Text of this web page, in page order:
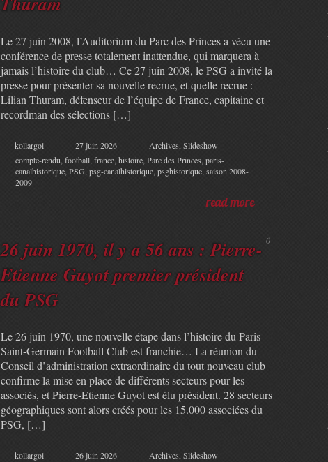
Le 27 juin 2008, l’Auditorium du Parc des Princes a vécu une
conférence de presse totalement inattendue, qui marquera à
jamais l’histoire du club… Ce 27 juin 2008, le PSG a invité la
presse pour présenter sa nouvelle recrue, et quelle recrue :
Lilian Thuram, défenseur de l’équipe de France, capitaine et
recordman des sélections […]
kollargol 27 juin 2026 Archives Slideshow
compte-rendu football france histoire Parc des Princes, paris-
canalhistorique PSG psg-canalhistorique psghistorique saison 2008-
2009
read more
0
26 juin 1970, il y a 56 ans : Pierre-
Etienne Guyot premier président
du PSG
Le 26 juin 1970, une nouvelle étape dans l’histoire du Paris
Saint-Germain Football Club est franchie… La réunion du
Conseil d’administration extraordinaire du tout nouveau club
confirme la mise en place de différents secteurs pour les
associés, et Pierre-Etienne Guyot est élu président. 28 secteurs
géographiques sont alors créés pour les 15.000 associées du
PSG, […]
kollargol 26 juin 2026 Archives,Slideshow